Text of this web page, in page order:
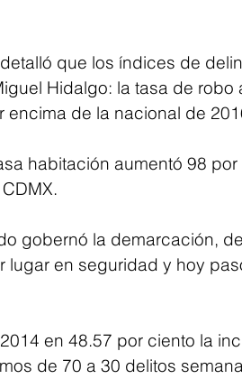
que los índices de
Hidalgo: la tasa de robo
encima de la nacional de
habitación aumentó 98
gobernó la demarcación,
lugar en seguridad y hoy
en 48.57 por ciento la
de 70 a 30 delitos